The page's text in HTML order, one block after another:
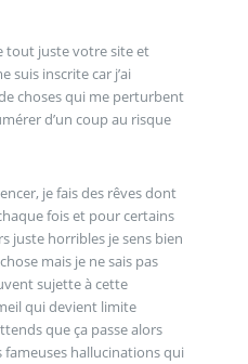
tout juste votre site et
suis inscrite car j’ai
choses qui me perturbent
d’un coup au risque
je fais des rêves dont
fois et pour certains
juste horribles je sens bien
mais je ne sais pas
sujette à cette
qui devient limite
que ça passe alors
hallucinations qui